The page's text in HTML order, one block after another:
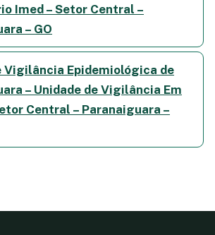
Imed – Setor Central –
– GO
Vigilância Epidemiológica de
– Unidade de Vigilância Em
Central – Paranaiguara –